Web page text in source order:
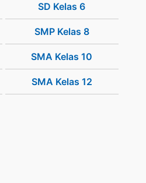
SD Kelas 6
SMP Kelas 8
SMA Kelas 10
SMA Kelas 12